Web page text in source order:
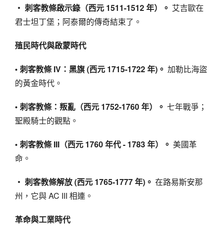
‧ 刺客教條啟示錄（西元 1511-1512 年）。 艾吉歐在
君士坦丁堡；阿泰爾的傳奇結束了。
殖民時代與啟蒙時代
• 刺客教條 IV：黑旗 (西元 1715-1722 年)。 加勒比海盜
的黃金時代。
• 刺客教條：叛亂（西元 1752-1760 年）。 七年戰爭；
聖殿騎士的觀點。
• 刺客教條 III（西元 1760 年代 - 1783 年）。 美國革
命。
‧ 刺客教條解放 (西元 1765-1777 年)。 在路易斯安那
州，它與 AC III 相連。
革命與工業時代